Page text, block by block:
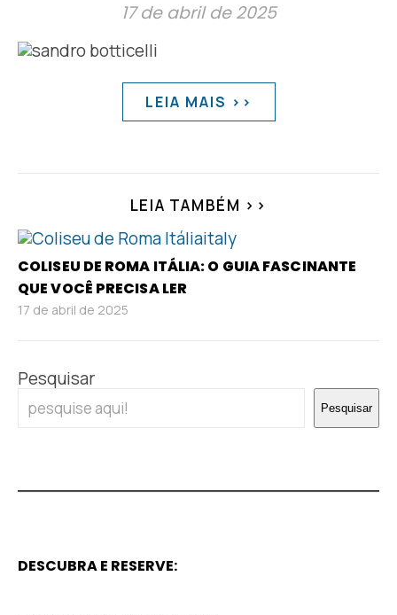
17 de abril de 2025
LEIA MAIS >>
LEIA TAMBÉM >>
COLISEU DE ROMA ITÁLIA: O GUIA FASCINANTE
QUE VOCÊ PRECISA LER
17 de abril de 2025
Pesquisar
Pesquisar
DESCUBRA E RESERVE: